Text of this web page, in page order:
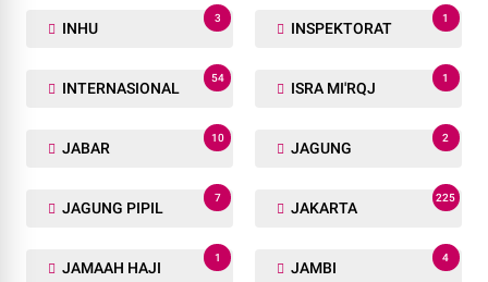
INHU
3
INSPEKTORAT
1
INTERNASIONAL
54
ISRA MI'RQJ
1
JABAR
10
JAGUNG
2
JAGUNG PIPIL
7
JAKARTA
225
JAMAAH HAJI
1
JAMBI
4